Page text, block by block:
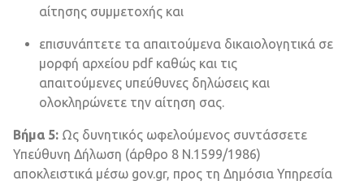
αίτησης συμμετοχής και
επισυνάπτετε τα απαιτούμενα δικαιολογητικά σε
μορφή αρχείου pdf καθώς και τις
απαιτούμενες υπεύθυνες δηλώσεις και
ολοκληρώνετε την αίτηση σας.
Βήμα 5: Ως δυνητικός ωφελούμενος συντάσσετε
Υπεύθυνη Δήλωση (άρθρο 8 Ν.1599/1986)
αποκλειστικά μέσω gov.gr, προς τη Δημόσια Υπηρεσία